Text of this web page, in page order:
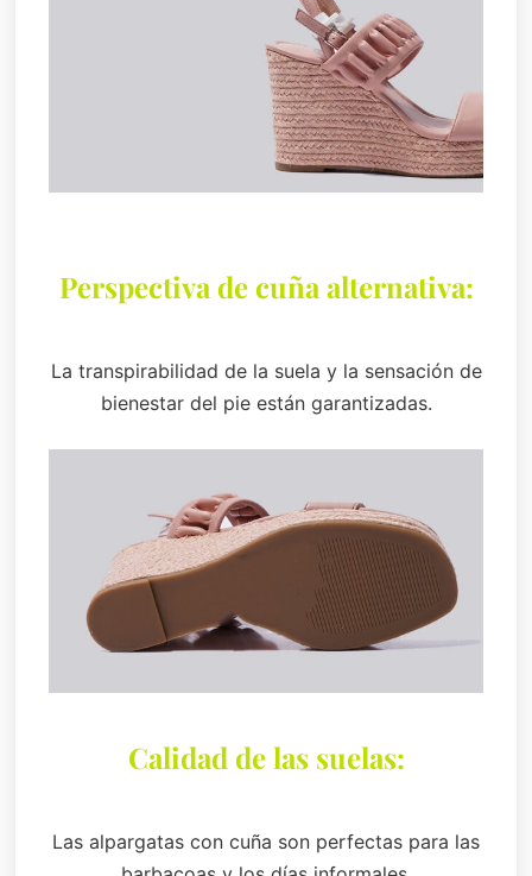
Perspectiva de cuña alternativa:
La transpirabilidad de la suela y la sensación de
bienestar del pie están garantizadas.
Calidad de las suelas:
Las alpargatas con cuña son perfectas para las